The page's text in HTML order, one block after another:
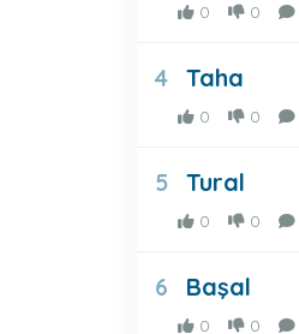
0 0
4 Taha
0 0
5 Tural
0 0
6 Başal
0 0